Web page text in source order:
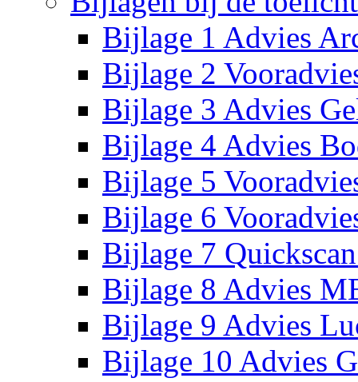
Bijlage 1 Advies
Bijlage 2
Bijlage 3 Advies
Bijlage 4 Advies
Bijlage 5
Bijlage 6
Bijlage 7
Bijlage 8 Advies
Bijlage 9 Advies
Bijlage 10 Advies